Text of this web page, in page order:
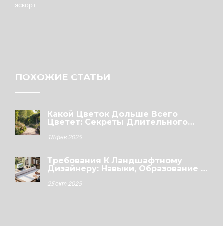
эскорт
ПОХОЖИЕ СТАТЬИ
Какой Цветок Дольше Всего
Цветет: Секреты Длительного
18 фев 2025
Требования К Ландшафтному
Дизайнеру: Навыки, Образование И
25 окт 2025